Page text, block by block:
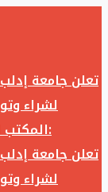
تعلن جامعة
لشراء
المكتب الإعلامي في جامعة إدلب وفق الآتي:
تعلن جامعة
لشراء